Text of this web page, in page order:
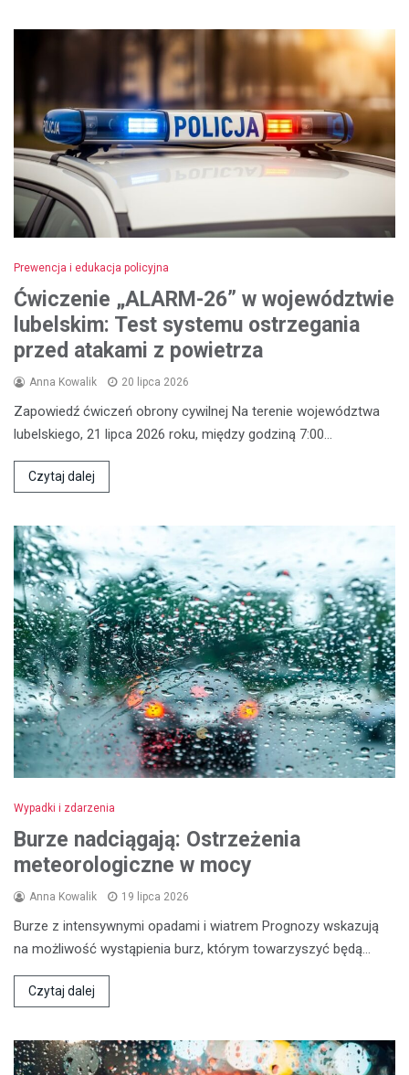
Prewencja i edukacja policyjna
Ćwiczenie „ALARM-26” w województwie
lubelskim: Test systemu ostrzegania
przed atakami z powietrza
Anna Kowalik 20 lipca 2026
Zapowiedź ćwiczeń obrony cywilnej Na terenie województwa
lubelskiego, 21 lipca 2026 roku, między godziną 7:00…
Czytaj dalej
Wypadki i zdarzenia
Burze nadciągają: Ostrzeżenia
meteorologiczne w mocy
Anna Kowalik 19 lipca 2026
Burze z intensywnymi opadami i wiatrem Prognozy wskazują
na możliwość wystąpienia burz, którym towarzyszyć będą…
Czytaj dalej